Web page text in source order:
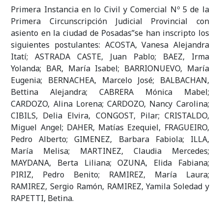
Primera Instancia en lo Civil y Comercial Nº 5 de la
Primera Circunscripción Judicial Provincial con
asiento en la ciudad de Posadas”se han inscripto los
siguientes postulantes: ACOSTA, Vanesa Alejandra
Itatí; ASTRADA CASTE, Juan Pablo; BAEZ, Irma
Yolanda; BAR, María Isabel; BARRIONUEVO, María
Eugenia; BERNACHEA, Marcelo José; BALBACHAN,
Bettina Alejandra; CABRERA Mónica Mabel;
CARDOZO, Alina Lorena; CARDOZO, Nancy Carolina;
CIBILS, Delia Elvira, CONGOST, Pilar; CRISTALDO,
Miguel Angel; DAHER, Matías Ezequiel, FRAGUEIRO,
Pedro Alberto; GIMENEZ, Barbara Fabiola; ILLA,
María Melisa; MARTINEZ, Claudia Mercedes;
MAYDANA, Berta Liliana; OZUNA, Elida Fabiana;
PIRIZ, Pedro Benito; RAMIREZ, María Laura;
RAMIREZ, Sergio Ramón, RAMIREZ, Yamila Soledad y
RAPETTI, Betina.